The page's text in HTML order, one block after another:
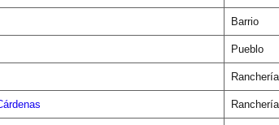
Barrio
Pueblo
Ranchería
Ranchería